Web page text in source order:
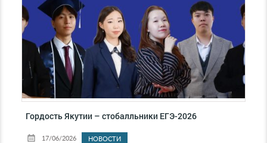
Гордость Якутии – стобалльники ЕГЭ-2026
17/06/2026 НОВОСТИ